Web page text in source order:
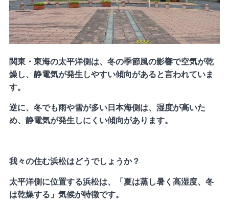
関東・東海の太平洋側は、冬の季節風の影響で空気が乾
燥し、静電気が発生しやすい傾向があると言われていま
す。
逆に、冬でも雨や雪が多い日本海側は、湿度が高いた
め、静電気が発生しにくい傾向があります。
我々の住む浜松はどうでしょうか？
太平洋側に位置する浜松は、「夏は蒸し暑く高湿度、冬
は乾燥する」気候が特徴です。